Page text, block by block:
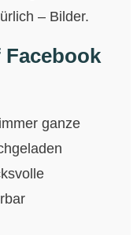
– Bilder.
Facebook
ganze